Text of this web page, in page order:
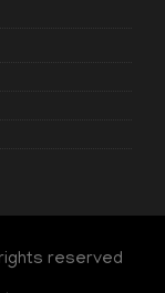
reserved